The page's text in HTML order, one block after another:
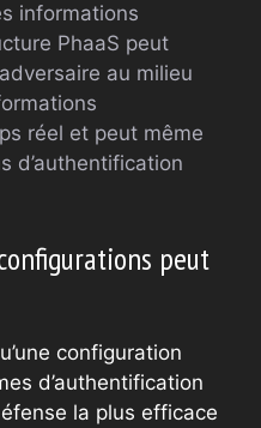
informations
PhaaS peut
au milieu
réel et peut même
d’authentification
peut
configuration
d’authentification
la plus efficace